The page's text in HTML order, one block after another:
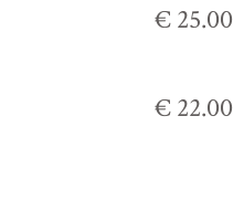
€ 25.00
€ 22.00